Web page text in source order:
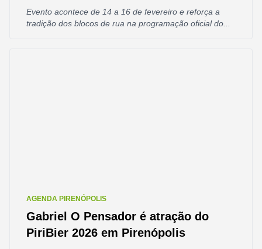
Evento acontece de 14 a 16 de fevereiro e reforça a
tradição dos blocos de rua na programação oficial do...
AGENDA PIRENÓPOLIS
Gabriel O Pensador é atração do
PiriBier 2026 em Pirenópolis